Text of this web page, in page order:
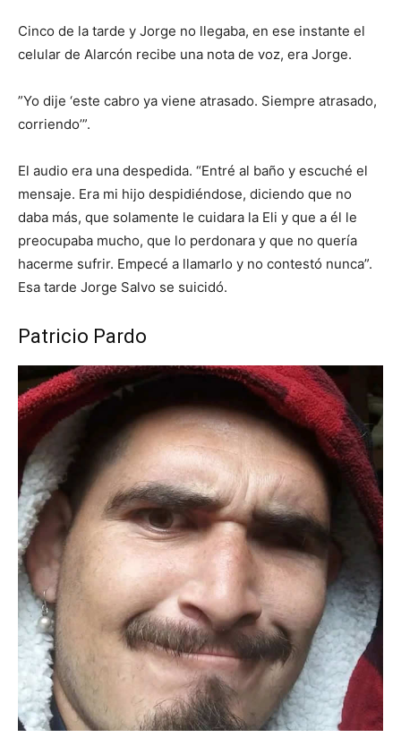
Cinco de la tarde y Jorge no llegaba, en ese instante el
celular de Alarcón recibe una nota de voz, era Jorge.
”Yo dije ‘este cabro ya viene atrasado. Siempre atrasado,
corriendo’”.
El audio era una despedida. “Entré al baño y escuché el
mensaje. Era mi hijo despidiéndose, diciendo que no
daba más, que solamente le cuidara la Eli y que a él le
preocupaba mucho, que lo perdonara y que no quería
hacerme sufrir. Empecé a llamarlo y no contestó nunca”.
Esa tarde Jorge Salvo se suicidó.
Patricio Pardo